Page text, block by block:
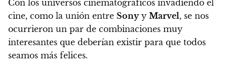
Con los universos cinematográficos invadiendo el
cine, como la unión entre Sonyy Marvel, se nos
ocurrieron un par de combinaciones muy
interesantes que deberían existir para que todos
seamos más felices.